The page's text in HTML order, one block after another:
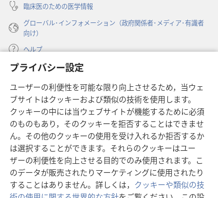
プライバシー設定
ユーザーの利便性を可能な限り向上させるため，当ウェ
ブサイトはクッキーおよび類似の技術を使用します。
クッキーの中には当ウェブサイトが機能するために必須
のものもあり，そのクッキーを拒否することはできませ
ん。その他のクッキーの使用を受け入れるか拒否するか
は選択することができます。それらのクッキーはユー
ザーの利便性を向上させる目的でのみ使用されます。こ
のデータが販売されたりマーケティングに使用されたり
することはありません。詳しくは， クッキーや類似の技
臨床医のための医学情報
グローバル･インフォメーション（政府関係者･メディア･有識者
向け）
ヘルプ
寄付
し
い
タ
ブ
で
開
く）
ものみの塔 オンライン・ライブラリー
（新
し
い
タ
ブ
で
開
く）
JW Hub ®
（新
し
い
タ
ブ
で
開
JW Library ®
Watchtower Library®